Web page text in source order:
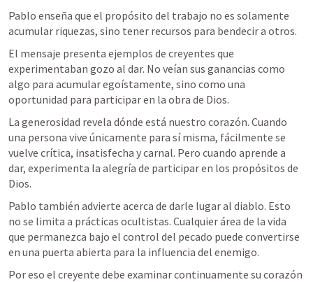
Pablo enseña que el propósito del trabajo no es solamente
acumular riquezas, sino tener recursos para bendecir a otros.
El mensaje presenta ejemplos de creyentes que
experimentaban gozo al dar. No veían sus ganancias como
algo para acumular egoístamente, sino como una
oportunidad para participar en la obra de Dios.
La generosidad revela dónde está nuestro corazón. Cuando
una persona vive únicamente para sí misma, fácilmente se
vuelve crítica, insatisfecha y carnal. Pero cuando aprende a
dar, experimenta la alegría de participar en los propósitos de
Dios.
Pablo también advierte acerca de darle lugar al diablo. Esto
no se limita a prácticas ocultistas. Cualquier área de la vida
que permanezca bajo el control del pecado puede convertirse
en una puerta abierta para la influencia del enemigo.
Por eso el creyente debe examinar continuamente su corazón